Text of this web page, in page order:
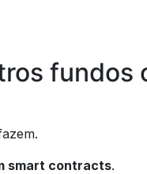
fundos
smart contracts.